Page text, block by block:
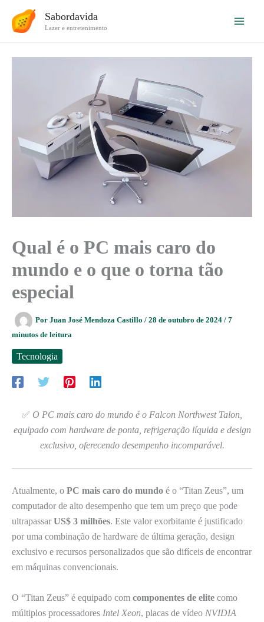
para
Sabordavida
Lazer e entretenimento
Qual é o PC mais caro do
mundo e o que o torna tão
especial
Por Juan José Mendoza Castillo / 28 de outubro de 2024 / 7
minutos de leitura
Tecnologia
✅ O PC mais caro do mundo é o Falcon Northwest Talon,
equipado com hardware de ponta, refrigeração líquida e design
exclusivo, oferecendo desempenho incomparável.
Atualmente, o PC mais caro do mundo é o “Titan Zeus”, um
computador de alto desempenho que tem um preço que pode
ultrapassar US$ 3 milhões. Este valor exorbitante é justificado
por uma combinação de hardware de última geração, design
exclusivo e recursos personalizados que são difíceis de encontrar
em máquinas convencionais.
O “Titan Zeus” é equipado com componentes de elite como
múltiplos processadores Intel Xeon, placas de vídeo NVIDIA